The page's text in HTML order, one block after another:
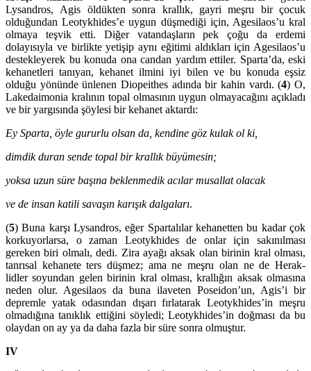
Lysandros, Agis öldükten sonra krallık, gayri meşru bir çocuk
olduğundan Leotykhi­des’e uygun düşmediği için, Age­silaos’u kral
olmaya teşvik etti. Diğer vatandaşların pek çoğu da erdemi
dolayısıyla ve birlikte yetişip aynı eğitimi aldıkları için Agesilaos’u
destekleyerek bu konuda ona candan yardım ettiler. Sparta’da, eski
kehanetleri tanıyan, kehanet ilmini iyi bilen ve bu konuda eşsiz
olduğu yönünde ünlenen Diopeithes adında bir kahin vardı. (4) O,
Lakedaimonia kralının topal olmasının uygun olmaya­cağını açıkladı
ve bir yargısında şöylesi bir kehanet aktardı:
Ey Sparta , öyle gururlu olsan da, kendine göz kulak ol ki,
dimdik duran sende topal bir krallık büyümesin;
yoksa uzun süre başına beklenmedik acılar musallat olacak
ve de insan katili savaşın karı­şık dalgaları.
(5) Buna karşı Lysandros, eğer Spartalılar keha­netten bu kadar çok
korkuyorlarsa, o zaman Leotykhides de onlar için sakınılması
gereken biri olmalı, dedi. Zira ayağı aksak olan biri­nin kral olması,
tanrısal kehanete ters düşmez; ama ne meşru olan ne de Herak­
lidler soyundan gelen birinin kral olması, krallı­ğın aksak olmasına
neden olur. Agesilaos da buna ilaveten Posei­don’un, Agis’i bir
depremle yatak oda­sından dışarı fırlatarak Leo­ty­khi­des’in meşru
olmadığına tanıklık ettiğini söyledi; Leotykhi­des’in doğması da bu
olaydan on ay ya da daha fazla bir süre sonra olmuştur.
IV